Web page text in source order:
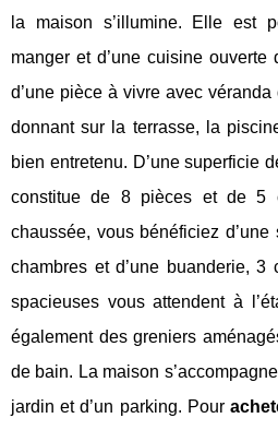
la maison s’illumine. Elle est
manger et d’une cuisine
d’une pièce à vivre avec
donnant sur la terrasse, la
bien entretenu. D’une superficie
constitue de 8 pièces et de 5
chaussée, vous bénéficiez
chambres et d’une buanderie, 3
spacieuses vous attendent à
également des greniers
de bain. La maison
jardin et d’un parking. Pour